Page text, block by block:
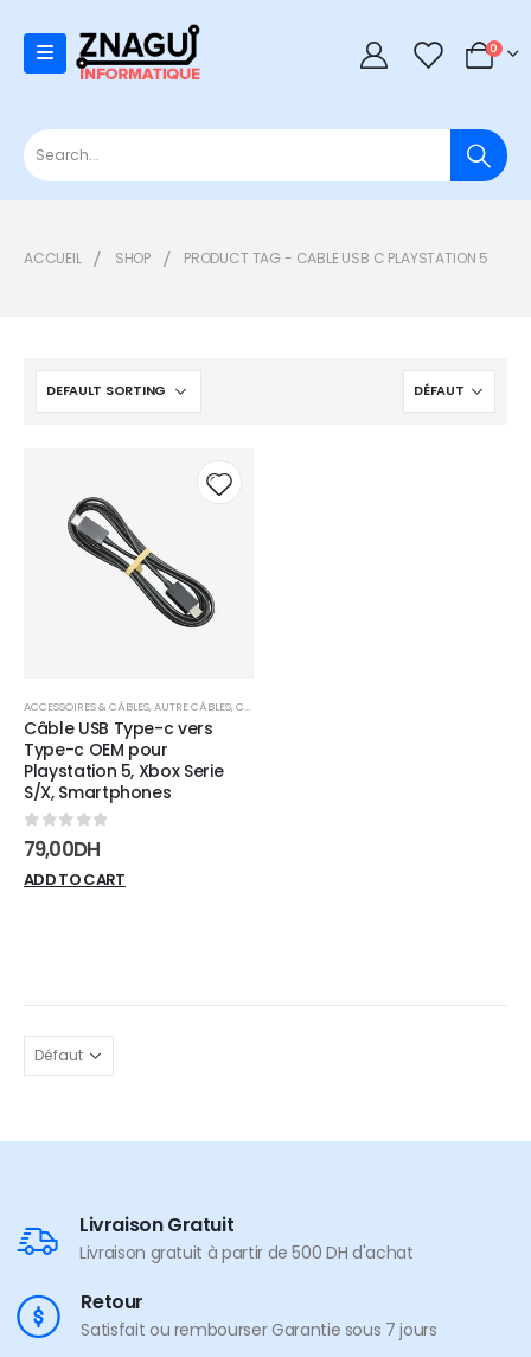
0 0
ACCUEIL SHOP PRODUCT TAG - CABLE USB C PLAYSTATION 5
ACCESSOIRES & CÂBLES, AUTRE CÂBLES,CÂBLES
Câble USB Type-c vers
Type-c OEM pour
Playstation 5, Xbox Serie
S/X, Smartphones
0sur 5
79,00DH
ADD TO CART
Livraison Gratuit
Livraison gratuit à partir de 500 DH d'achat
Retour
Satisfait ou rembourser Garantie sous 7 jours